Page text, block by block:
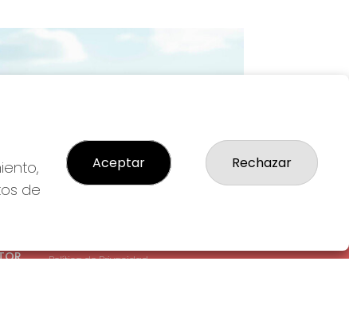
Política de Privacidad
de
Aceptar Rechazar